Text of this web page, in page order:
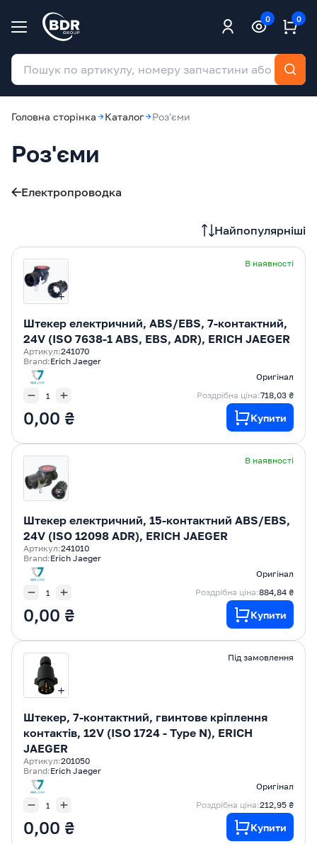
0 0
Головна сторінка Каталог Роз'єми
Роз'єми
Електропроводка
Найпопулярніші
В наявності
Штекер електричний, ABS/EBS, 7-контактний,
24V (ISO 7638-1 ABS, EBS, ADR), ERICH JAEGER
Артикул:241070
Brand:Erich Jaeger
Оригінал
Роздрібна ціна:718,03 ₴
0,00 ₴ Купити
В наявності
Штекер електричний, 15-контактний ABS/EBS,
24V (ISO 12098 ADR), ERICH JAEGER
Артикул:241010
Brand:Erich Jaeger
Оригінал
Роздрібна ціна:884,84 ₴
0,00 ₴ Купити
Під замовлення
Штекер, 7-контактний, гвинтове кріплення
контактів, 12V (ISO 1724 - Type N), ERICH
JAEGER
Артикул:201050
Brand:Erich Jaeger
Оригінал
Роздрібна ціна:212,95 ₴
0,00 ₴ Купити